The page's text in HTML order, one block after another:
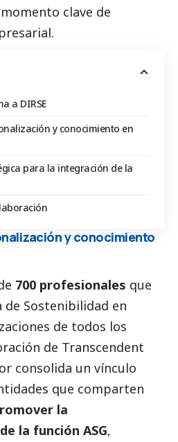
clave de
a DIRSE
y conocimiento en
para la integración de la
y conocimiento
700 profesionales que
Sostenibilidad en
de todos los
de Transcendent
consolida un vínculo
que comparten
la
la función ASG,